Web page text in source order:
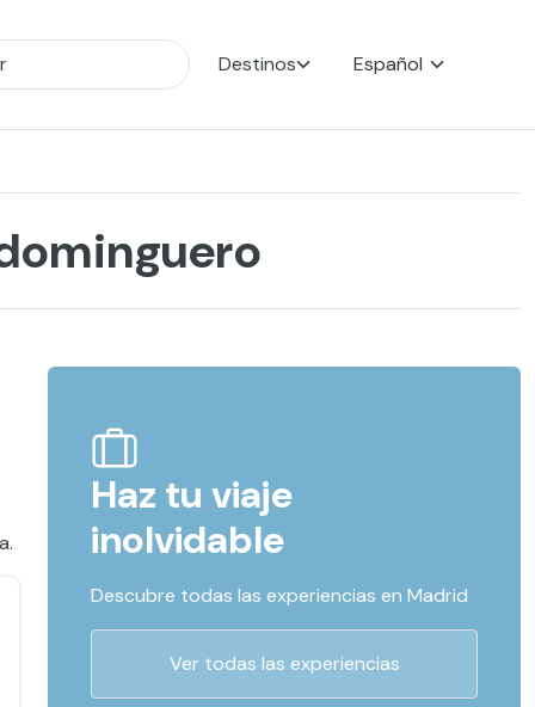
Destinos Español
Haz tu viaje
inolvidable
Descubre todas las experiencias en Madrid
Ver todas las experiencias